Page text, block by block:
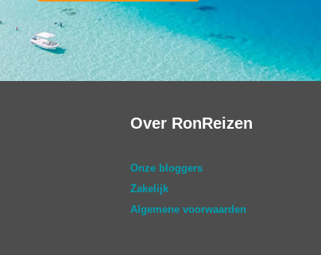
Over RonReizen
Onze bloggers
Zakelijk
Algemene voorwaarden